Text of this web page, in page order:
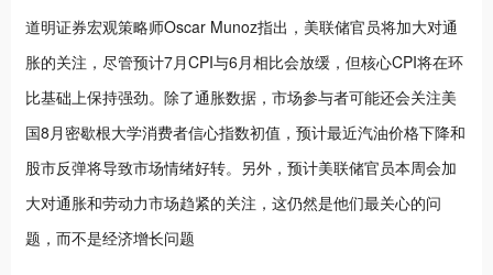
道明证券宏观策略师Oscar Munoz指出，美联储官员将加大对通
胀的关注，尽管预计7月CPI与6月相比会放缓，但核心CPI将在环
比基础上保持强劲。除了通胀数据，市场参与者可能还会关注美
国8月密歇根大学消费者信心指数初值，预计最近汽油价格下降和
股市反弹将导致市场情绪好转。另外，预计美联储官员本周会加
大对通胀和劳动力市场趋紧的关注，这仍然是他们最关心的问
题，而不是经济增长问题